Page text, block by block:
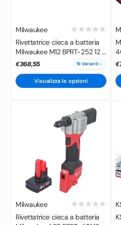
Milwaukee
Rivettatrice cieca a batteria
Milwaukee M12 BPRT-252 12 V
20,32 mm + 2x batteria
ricaricabile 2,5 Ah +
caricabatterie
€368,55 16 Varianti
Visualizza le opzioni
Milwaukee
Rivettatrice cieca a batteria